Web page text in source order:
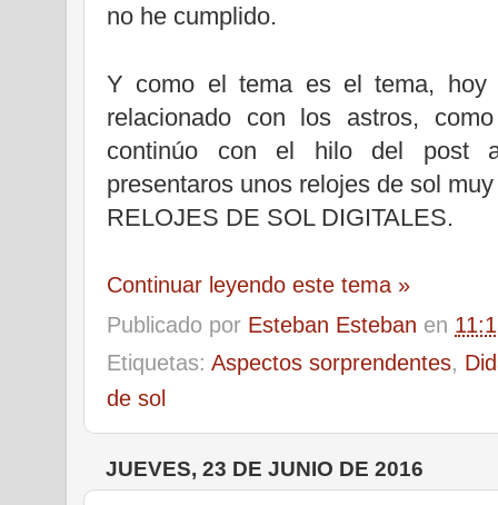
no he cumplido.
Y como el tema es el tema, hoy
relacionado con los astros,
continúo con el hilo del post
presentaros unos relojes de sol
RELOJES DE SOL DIGITALES.
Continuar leyendo este tema »
Publicado por Esteban Esteban en
Etiquetas: Aspectos sorprendentes,
de sol
JUEVES, 23 DE JUNIO DE 2016